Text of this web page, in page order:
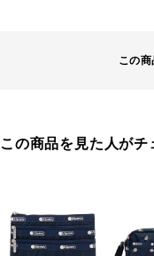
この
この商品を見た人がチ